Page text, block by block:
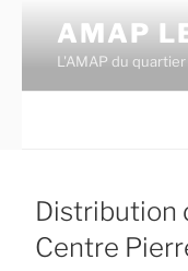
contenu
principal
AMAP
L'AMAP du
Distribution
Centre